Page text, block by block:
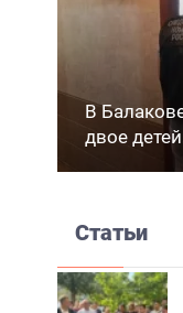
В
двое
Статьи